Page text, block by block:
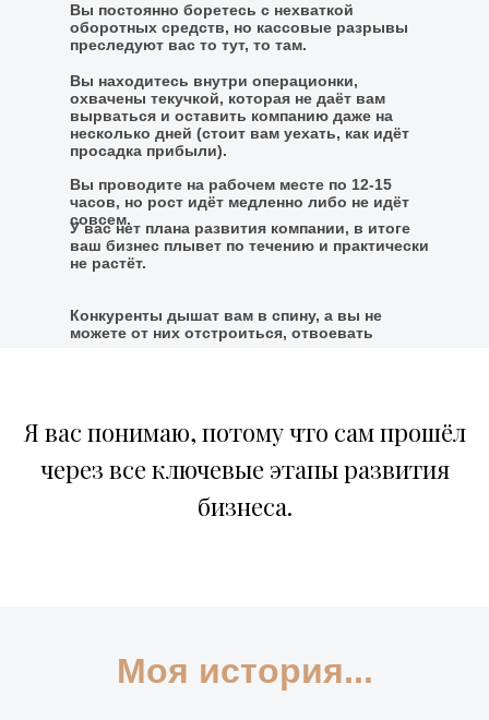
У вас нет плана развития компании, в итоге
ваш бизнес плывет по течению и практически
не растёт.
Вы проводите на рабочем месте по 12-15
часов, но рост идёт медленно либо не идёт
совсем.
Конкуренты дышат вам в спину, а вы не
можете от них отстроиться, отвоевать
Вы находитесь внутри операционки,
охвачены текучкой, которая не даёт вам
вырваться и оставить компанию даже на
несколько дней (стоит вам уехать, как идёт
просадка прибыли).
Вы постоянно боретесь с нехваткой
оборотных средств, но кассовые разрывы
преследуют вас то тут, то там.
Я вас понимаю, потому что сам прошёл
через все ключевые этапы развития
бизнеса.
Моя история...